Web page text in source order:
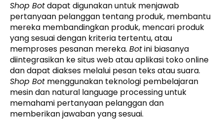
Shop Botdapat digunakan untuk menjawab
pertanyaan pelanggan tentang produk, membantu
mereka membandingkan produk, mencari produk
yang sesuai dengan kriteria tertentu, atau
memproses pesanan mereka. Botini biasanya
diintegrasikan ke situs web atau aplikasi toko online
dan dapat diakses melalui pesan teks atau suara.
Shop Bot menggunakan teknologi pembelajaran
mesin dan natural language processing untuk
memahami pertanyaan pelanggan dan
memberikan jawaban yang sesuai.